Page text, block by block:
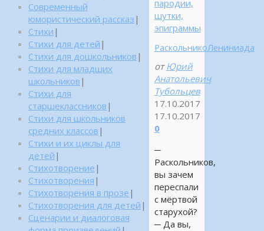
пародии,
шутки,
эпиграммы
РаскольникоЛениниада
от Юрий
Анатольевич
Тубольцев
17.10.2017
17.10.2017
0
─
Раскольников,
вы зачем
переспали
с мёртвой
старухой?
─ Да вы,
Современный
юмористический рассказ |
Стихи |
Стихи для детей |
Стихи для дошкольников |
Стихи для младших
школьников |
Стихи для
старшеклассников |
Стихи для школьников
средних классов |
Стихи и их циклы для
детей |
Стихотворение |
Стихотворения |
Стихотворения в прозе |
Стихотворения для детей |
Сценарии и диалоговая